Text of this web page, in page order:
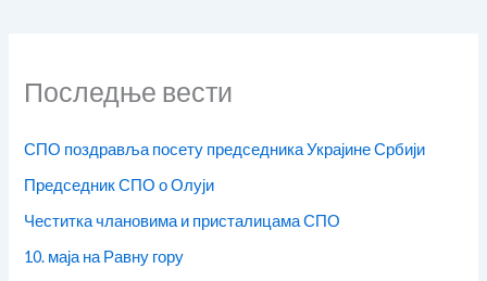
Последње вести
СПО поздравља посету председника Украјине Србији
Председник СПО о Олуји
Честитка члановима и присталицама СПО
10. маја на Равну гору